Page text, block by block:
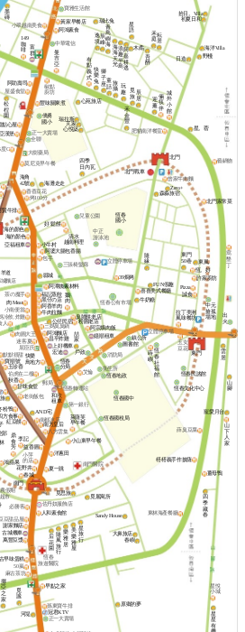
中華電信
富
群
149
咖
啡
點心屋
薑母鴨
漢堡
度C
初夏日和
僑勇
國小
正一大賣場
全聯
莫尼克早午餐
四季
日內瓦
北門戰車
北門
海的顏色
海的顏色
亞福租車
兒童公園 恆春
國小
中正
游泳池
清水
越南料理
小牛村
賢牛排
包手
縣城
立體停車場
39焗烤
恆春公有市場
福記蒸餃
黑仔の店
阿香羊肉
阿鴻麵店
宏迪 戶政
恆春
分局
東門
50巷 東風
中元
搶孤
場地
出
火
東門
星
星
有
鎮公所
圖書館
消防局
衛生所
恆春地政
艾倫
恆春國中
恆春轉運站
恆春國稅局
小山東早午餐
第一銀行
南門醫院
羊道
屈臣氏
秋香
和欣
租車
老街飯包
南方皇后
粉鴨
李記
鴻蘋果
郵局
南都冰店
市
假期
南門
佐丹奴服飾店
人和素食館
豆甜品屋
謝家麵店
古城機車
萬豐豆漿
恆春
旅遊醫院
豐味關東煮
古早味蛋糕
河堤
冠君KTV
正一大賣場
原鄉的夢
50嵐
城
外
小
館
粉圓老店
臭脯餅老店
星
旅
行
樂
雅
居
墨
磚
野棧
北門家常菜
Zero+
覓思旅
迎
薰
四
季
藏
春
寶順號
玉珍香
快樂
鳥地方
阿婆大腸包香腸
益香圓
花野井
公仔民宿
黃家早餐店
早點之家
夏一跳
洋蔥田
恆。好
阿潭姨素材料
牛肉拉麵
部
日造
阿鴻素食
上好機車
隨
風
旅
行
拾日。Villa
寶雅生活館
茶の魔手
冷飲.炸雞
默默很甜
鼎
食
芳
昌平炸雞
隨
緣
Pizza
大鼻旅店
牛奶糖
美
樂
雅
屋
拉丁美洲
風味餐坊
瑞比兔
誠食
星悅
小城
迷客夏
FUN假趣
旅
攝
甘味食堂
榙榙義手作披薩
海灘走走
方食事
耘
居
吾
醉
禾
庭
Sandy House
覓麗寓所
芃家
童
話
獅
子
座 玩
趣
快
樂
兔
辰
居
心悅築
海
海
天
光
立體停車場
曾家牛肉麵
小翠越南美食
三張椅髮廊
屋盛食堂
大樹藥局
玉女
豆花
春城
許家廚坊
倆
筷
伴
森淼旅宿
山
下
人
家
阿助壽司
肥貓南洋餐室
窩
墾
丁
小萍
的店
肉圓大王
三媽臭臭鍋
城麵店
海洋Villa
浪
趣
半
島
瑞拉斯
辰
峰
小南便當
東林海產餐廳
覓
謐
蒔
嶼
恆
春
社
福
館
逸
境
山
腳
好 鬆餅
星。蓿
必勝客
春嶼
青
鳥
嶼
海
阿
嘉
耕
逃
木矞
心苑旅店
禾
金
豐
AND宅
松
桯
園
后
花
園
覓
旅
孫東寶牛排
鵝
肉
喆
家
肉 Meat
曼
吉
亞
萊薩芙
早午餐
阿宗爌肉飯
雲
居
恆春民謠館
挪
亞
之
家
喜喜美式餐廳
有
點
義
式
麻古茶坊
伯虎在二樓
海角
42號
寵愛月台
藝鍋物
紅豆餅
星
語
恆春文化中心
椒點
廚坊
嬑順租車
薛臭豆腐
烤100分
香香豆花
人
八方雲集